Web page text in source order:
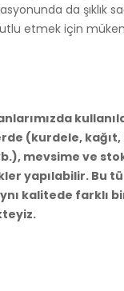
da şıklık
etmek için
(kurdele, kağıt,
mevsime ve
yapılabilir. Bu
kalitede farklı